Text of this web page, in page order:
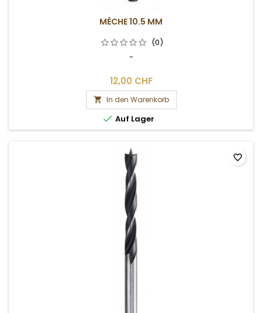
MÈCHE 10.5 MM
(0)
-
12,00 CHF
 In den Warenkorb
 Auf Lager
favorite_border